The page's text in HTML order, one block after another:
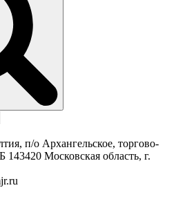
п/о Архангельское, торгово-
143420 Московская область, г.